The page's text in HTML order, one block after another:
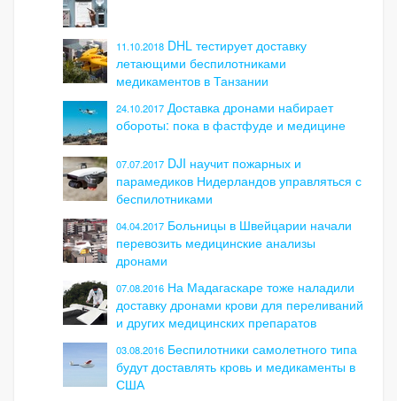
11.10.2018 DHL тестирует доставку
летающими беспилотниками
медикаментов в Танзании
24.10.2017 Доставка дронами набирает
обороты: пока в фастфуде и медицине
07.07.2017 DJI научит пожарных и
парамедиков Нидерландов управляться с
беспилотниками
04.04.2017 Больницы в Швейцарии начали
перевозить медицинские анализы
дронами
07.08.2016 На Мадагаскаре тоже наладили
доставку дронами крови для переливаний
и других медицинских препаратов
03.08.2016 Беспилотники самолетного типа
будут доставлять кровь и медикаменты в
США